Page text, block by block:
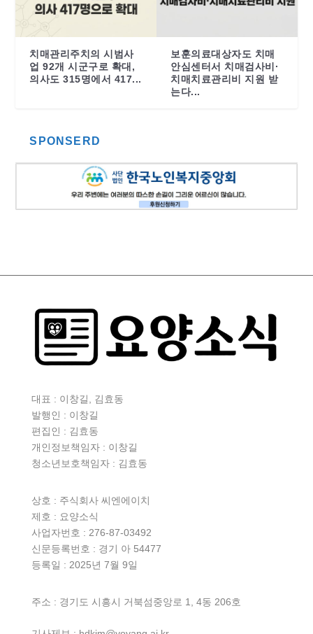
치매관리주치의 시범사
업 92개 시군구로 확대,
의사도 315명에서 417...
보훈의료대상자도 치매
안심센터서 치매검사비·
치매치료관리비 지원 받
는다...
SPONSERD
대표 : 이창길, 김효동
발행인 : 이창길
편집인 : 김효동
개인정보책임자 : 이창길
청소년보호책임자 : 김효동
상호 : 주식회사 씨엔에이치
제호 : 요양소식
사업자번호 : 276-87-03492
신문등록번호 : 경기 아 54477
등록일 : 2025년 7월 9일
주소 : 경기도 시흥시 거북섬중앙로 1, 4동 206호